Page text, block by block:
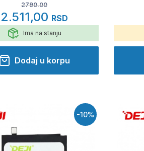
2790.00
2.511,00 RSD
Ima na stanju
Dodaj u korpu
-10%